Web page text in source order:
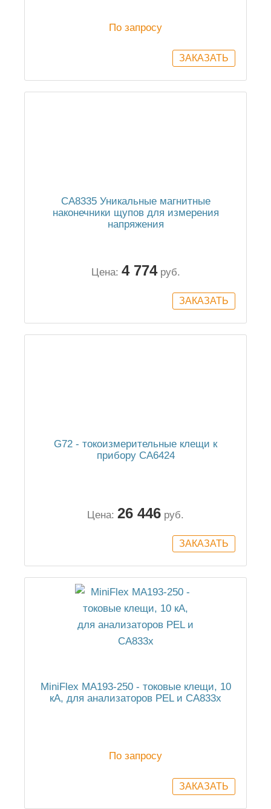
По запросу
CA8335 Уникальные магнитные
наконечники щупов для измерения
напряжения
Цена: 4 774 руб.
G72 - токоизмерительные клещи к
прибору СА6424
Цена: 26 446 руб.
MiniFlex MA193-250 - токовые клещи, 10
кА, для анализаторов PEL и СА833х
По запросу